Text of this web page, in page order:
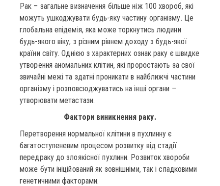
Рак – загальне визначення більше ніж 100 хвороб, які
можуть ушкоджувати будь-яку частину організму. Це
глобальна епідемія, яка може торкнутись людини
будь-якого віку, з різним рівнем доходу з будь-якої
країни світу. Однією з характерних ознак раку є швидке
утворення аномальних клітин, які проростають за свої
звичайні межі та здатні проникати в найближчі частини
організму і розповсюджуватись на інші органи –
утворювати метастази.
Фактори виникнення раку.
Перетворення нормальної клітини в пухлинну є
багатоступеневим процесом розвитку від стадії
передраку до злоякісної пухлини. Розвиток хвороби
може бути ініційований як зовнішніми, так і спадковими
генетичними факторами.